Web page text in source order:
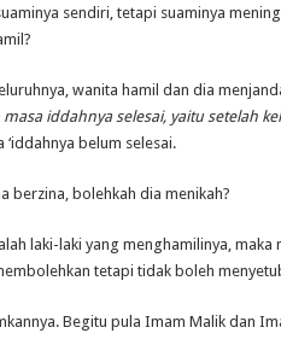
sendiri, tetapi suaminya
wanita hamil dan dia
iddahnya selesai, yaitu setelah
belum selesai.
berzina, bolehkah dia menikah?
laki-laki yang menghamilinya, maka
tetapi tidak boleh
Begitu pula Imam Malik dan